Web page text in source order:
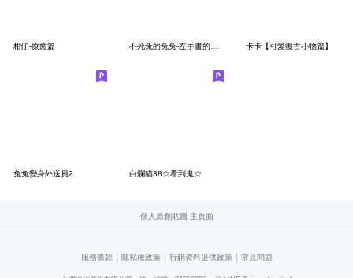
柑仔-療癒篇 不死兔的兔兔-左手畫的歪七扭八篇 卡卡【可愛復古小物篇】
兔兔變身外送員2 白爛貓38☆看到鬼☆
個人原創貼圖 主頁面
服務條款 | 隱私權政策 | 行銷資料提供政策 | 常見問題